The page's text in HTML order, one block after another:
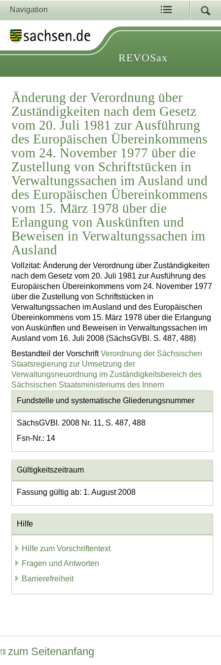
Navigation
REVOSax
Änderung der Verordnung über
Zuständigkeiten nach dem Gesetz
vom 20. Juli 1981 zur Ausführung
des Europäischen Übereinkommens
vom 24. November 1977 über die
Zustellung von Schriftstücken in
Verwaltungssachen im Ausland und
des Europäischen Übereinkommens
vom 15. März 1978 über die
Erlangung von Auskünften und
Beweisen in Verwaltungssachen im
Ausland
Vollzitat: Änderung der Verordnung über Zuständigkeiten
nach dem Gesetz vom 20. Juli 1981 zur Ausführung des
Europäischen Übereinkommens vom 24. November 1977
über die Zustellung von Schriftstücken in
Verwaltungssachen im Ausland und des Europäischen
Übereinkommens vom 15. März 1978 über die Erlangung
von Auskünften und Beweisen in Verwaltungssachen im
Ausland vom 16. Juli 2008 (SächsGVBl. S. 487, 488)
Bestandteil der VorschriftVerordnung der Sächsischen
Staatsregierung zur Umsetzung der
Verwaltungsneuordnung im Zuständigkeitsbereich des
Sächsischen Staatsministeriums des Innern
Fundstelle und systematische Gliederungsnummer
SächsGVBl. 2008 Nr. 11, S. 487, 488
Fsn-Nr.: 14
Gültigkeitszeitraum
Fassung gültig ab: 1. August 2008
Hilfe
Hilfe zum Vorschriftentext
Fragen und Antworten
Barrierefreiheit
zum Seitenanfang